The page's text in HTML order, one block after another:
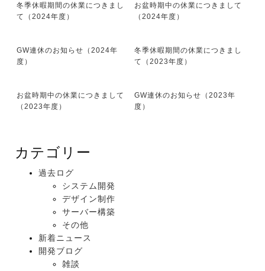
冬季休暇期間の休業につきまし
て（2024年度）
お盆時期中の休業につきまして
（2024年度）
GW連休のお知らせ（2024年
度）
冬季休暇期間の休業につきまし
て（2023年度）
お盆時期中の休業につきまして
（2023年度）
GW連休のお知らせ（2023年
度）
カテゴリー
過去ログ
システム開発
デザイン制作
サーバー構築
その他
新着ニュース
開発ブログ
雑談